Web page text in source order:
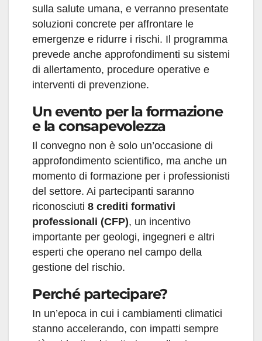
sulla salute umana, e verranno presentate
soluzioni concrete per affrontare le
emergenze e ridurre i rischi. Il programma
prevede anche approfondimenti su sistemi
di allertamento, procedure operative e
interventi di prevenzione.
Un evento per la formazione
e la consapevolezza
Il convegno non è solo un’occasione di
approfondimento scientifico, ma anche un
momento di formazione per i professionisti
del settore. Ai partecipanti saranno
riconosciuti 8 crediti formativi
professionali (CFP), un incentivo
importante per geologi, ingegneri e altri
esperti che operano nel campo della
gestione del rischio.
Perché partecipare?
In un’epoca in cui i cambiamenti climatici
stanno accelerando, con impatti sempre